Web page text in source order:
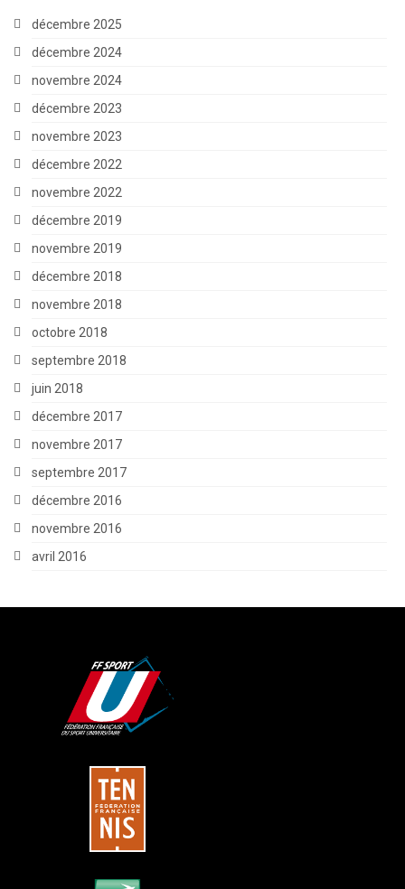
décembre 2025
décembre 2024
novembre 2024
décembre 2023
novembre 2023
décembre 2022
novembre 2022
décembre 2019
novembre 2019
décembre 2018
novembre 2018
octobre 2018
septembre 2018
juin 2018
décembre 2017
novembre 2017
septembre 2017
décembre 2016
novembre 2016
avril 2016